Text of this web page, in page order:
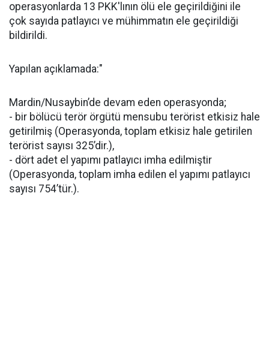
operasyonlarda 13 PKK'lının ölü ele geçirildiğini ile
çok sayıda patlayıcı ve mühimmatın ele geçirildiği
bildirildi.
Yapılan açıklamada:"
Mardin/Nusaybin’de devam eden operasyonda;
- bir bölücü terör örgütü mensubu terörist etkisiz hale
getirilmiş (Operasyonda, toplam etkisiz hale getirilen
terörist sayısı 325’dir.),
- dört adet el yapımı patlayıcı imha edilmiştir
(Operasyonda, toplam imha edilen el yapımı patlayıcı
sayısı 754’tür.).